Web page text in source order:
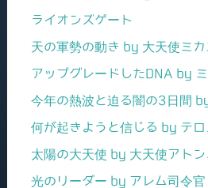
ライオンズゲート
天の軍勢の動き by 大天使ミカ
アップグレードしたDNA by
今年の熱波と迫る闇の3日間
何が起きようと信じる by テロ
太陽の大天使 by 大天使アトン
光のリーダー by アレム司令官